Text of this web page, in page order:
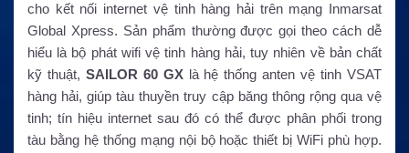
cho kết nối internet vệ tinh hàng hải trên mạng Inmarsat
Global Xpress. Sản phẩm thường được gọi theo cách dễ
hiểu là bộ phát wifi vệ tinh hàng hải, tuy nhiên về bản chất
kỹ thuật, SAILOR 60 GXlà hệ thống anten vệ tinh VSAT
hàng hải, giúp tàu thuyền truy cập băng thông rộng qua vệ
tinh; tín hiệu internet sau đó có thể được phân phối trong
tàu bằng hệ thống mạng nội bộ hoặc thiết bị WiFi phù hợp.